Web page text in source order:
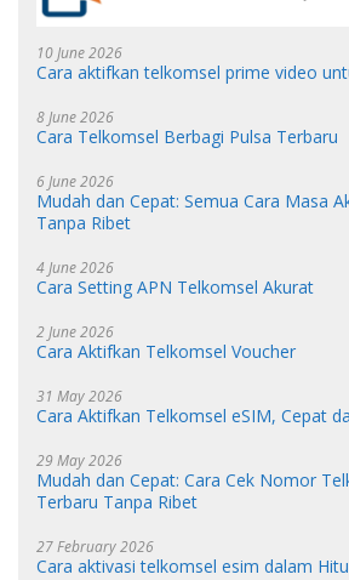
10 June 2026
Cara aktifkan telkomsel prime video
8 June 2026
Cara Telkomsel Berbagi Pulsa Terbaru
6 June 2026
Mudah dan Cepat: Semua Cara Masa
Tanpa Ribet
4 June 2026
Cara Setting APN Telkomsel Akurat
2 June 2026
Cara Aktifkan Telkomsel Voucher
31 May 2026
Cara Aktifkan Telkomsel eSIM, Cepat
29 May 2026
Mudah dan Cepat: Cara Cek Nomor
Terbaru Tanpa Ribet
27 February 2026
Cara aktivasi telkomsel esim dalam